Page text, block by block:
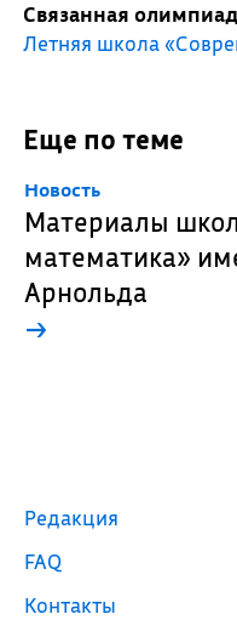
Связанная
Летняя школа
Еще по теме
Новость
Материалы
математика»
Арнольда
→
Редакция
FAQ
Контакты